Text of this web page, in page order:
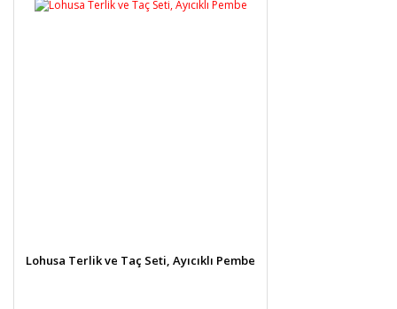
Lohusa Terlik ve Taç Seti, Ayıcıklı Pembe